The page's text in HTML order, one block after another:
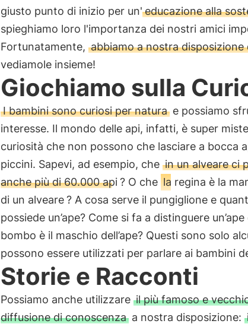
giusto punto di inizio per un' educazione alla
spieghiamo loro l'importanza dei nostri amici
Fortunatamente, abbiamo a nostra disposizione
vediamole insieme!
Giochiamo sulla
I bambini sono curiosi per naturae possiamo
interesse. Il mondo delle api, infatti, è super
curiosità che non possono che lasciare a bocca
piccini. Sapevi, ad esempio, che in un alveare ci
anche più di 60.000 api? O che la regina è la
di un alveare? A cosa serve il pungiglione e
possiede un’ape? Come si fa a distinguere
bombo è il maschio dell’ape? Questi sono solo
possono essere utilizzati per parlare ai bambini
Storie e Racconti
Possiamo anche utilizzare il più famoso e
diffusione di conoscenzaa nostra disposizione: